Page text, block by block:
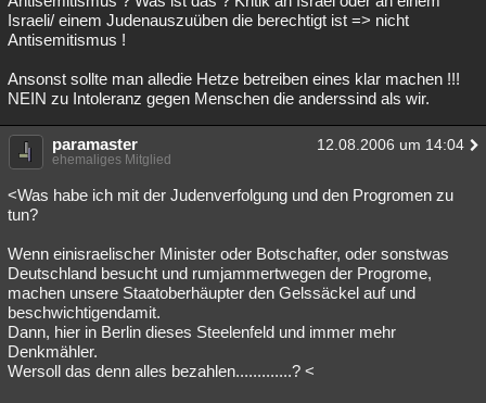
Israeli/ einem Judenauszuüben die berechtigt ist => nicht
Antisemitismus !
Ansonst sollte man alledie Hetze betreiben eines klar machen !!!
NEIN zu Intoleranz gegen Menschen die anderssind als wir.
paramaster 12.08.2006 um 14:04
ehemaliges Mitglied
<Was habe ich mit der Judenverfolgung und den Progromen zu
tun?
Wenn einisraelischer Minister oder Botschafter, oder sonstwas
Deutschland besucht und rumjammertwegen der Progrome,
machen unsere Staatoberhäupter den Gelssäckel auf und
beschwichtigendamit.
Dann, hier in Berlin dieses Steelenfeld und immer mehr
Denkmähler.
Wersoll das denn alles bezahlen.............? <